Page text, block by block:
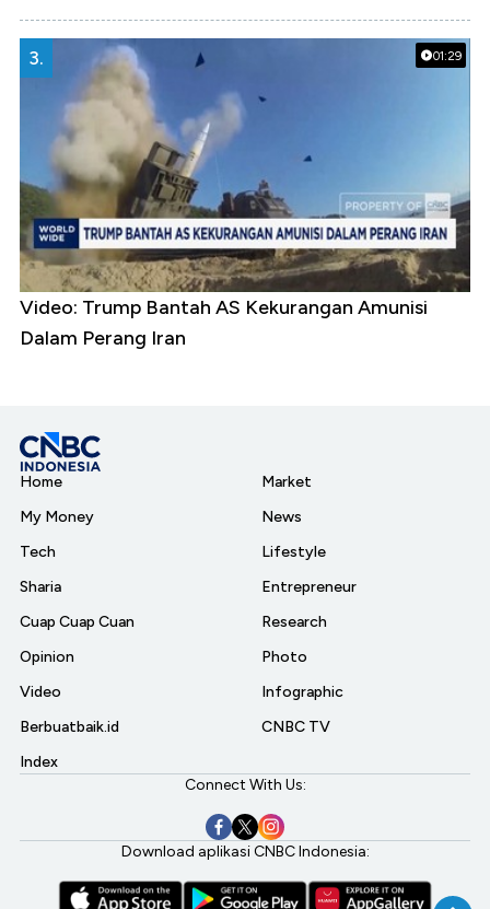
01:29
3.
Video: Trump Bantah AS Kekurangan Amunisi
Dalam Perang Iran
Home
My Money
Tech
Sharia
Cuap Cuap Cuan
Opinion
Video
Berbuatbaik.id
Index
Market
News
Lifestyle
Entrepreneur
Research
Photo
Infographic
CNBC TV
Connect With Us:
Download aplikasi CNBC Indonesia: